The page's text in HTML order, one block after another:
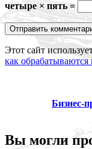
четыре × пять =
Этот сайт
как
Бизнес-
Вы могли